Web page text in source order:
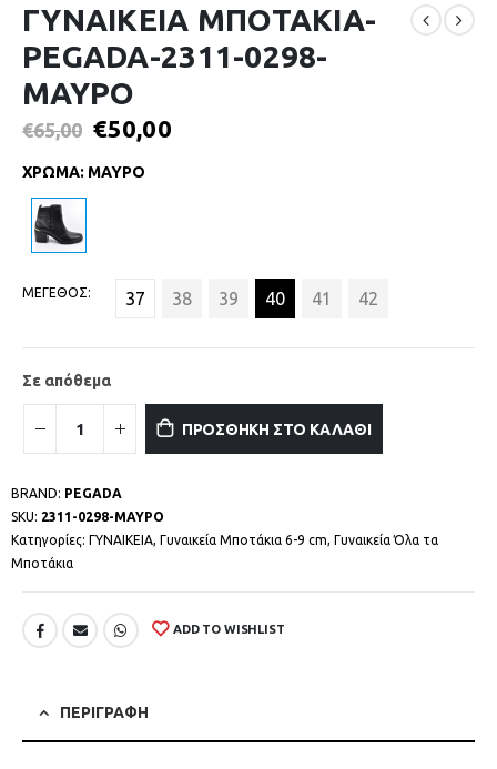
ΓΥΝΑΙΚΕΙΑ ΜΠΟΤΑΚΙΑ-
PEGADA-2311-0298-
ΜΑΥΡΟ
€65,00 €50,00
ΧΡΩΜΑ: ΜΑΥΡΟ
ΜΕΓΕΘΟΣ 37 38 39 40 41 42
Σε απόθεμα
ΠΡΟΣΘΗΚΗ ΣΤΟ ΚΑΛΑΘΙ
BRAND: PEGADA
SKU: 2311-0298-ΜΑΥΡΟ
Κατηγορίες: ΓΥΝΑΙΚΕΙΑ, Γυναικεία Μποτάκια 6-9 cm, Γυναικεία Όλα τα
Μποτάκια
ADD TO WISHLIST
ΠΕΡΙΓΡΑΦΗ